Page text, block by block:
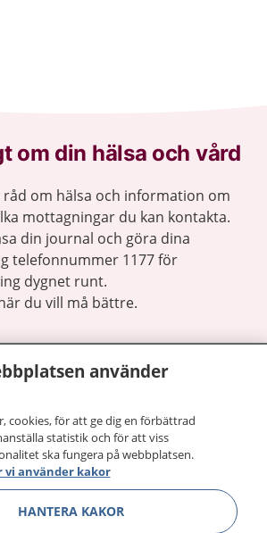
om din hälsa och vård
råd om hälsa och information om
mottagningar du kan kontakta.
din journal och göra dina
telefonnummer 1177 för
dygnet runt.
du vill må bättre.
Visa
använder
cookies, för att ge dig en förbättrad
statistik och för att viss
ska fungera på webbplatsen.
vi använder kakor
HANTERA KAKOR